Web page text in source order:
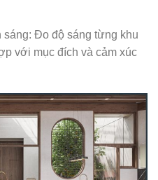
sáng: Đo độ sáng từng khu
với mục đích và cảm xúc